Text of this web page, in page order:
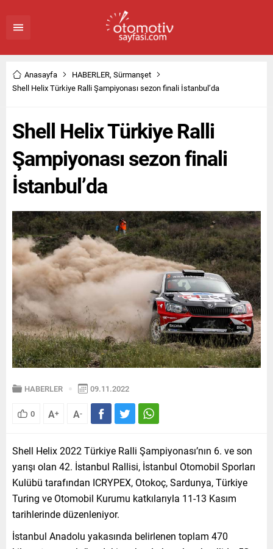
Anasayfa HABERLER, Sürmanşet
Shell Helix Türkiye Ralli Şampiyonası sezon finali İstanbul’da
Shell Helix Türkiye Ralli
Şampiyonası sezon finali
İstanbul’da
HABERLER 09.11.2022
0 A+ A-
Shell Helix 2022 Türkiye Ralli Şampiyonası’nın 6. ve son
yarışı olan 42. İstanbul Rallisi, İstanbul Otomobil Sporları
Kulübü tarafından ICRYPEX, Otokoç, Sardunya, Türkiye
Turing ve Otomobil Kurumu katkılarıyla 11-13 Kasım
tarihlerinde düzenleniyor.
İstanbul Anadolu yakasında belirlenen toplam 470